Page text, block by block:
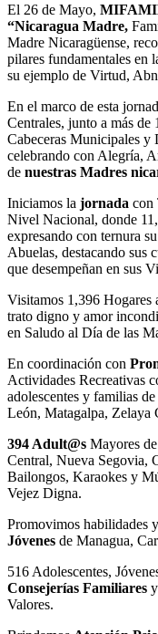
El 26 de Mayo,
“Nicaragua Madre,
Madre Nicaragüense,
pilares fundamentales en
su ejemplo de Virtud,
En el marco de esta
Centrales, junto a más
Cabeceras Municipales y
celebrando con Alegría,
de nuestras Madres
Iniciamos la jornada con
Nivel Nacional, donde
expresando con ternura
Abuelas, destacando sus
que desempeñan en sus
Visitamos 1,396
trato digno y amor
en Saludo al Día de las
En coordinación con
Actividades Recreativas
adolescentes y familias
León, Matagalpa,
394 Adult@s Mayores
Central, Nueva Segovia,
Bailongos, Karaokes y
Vejez Digna.
Promovimos habilidades
Jóvenes de Managua,
516 Adolescentes,
Consejerías Familiares
Valores.